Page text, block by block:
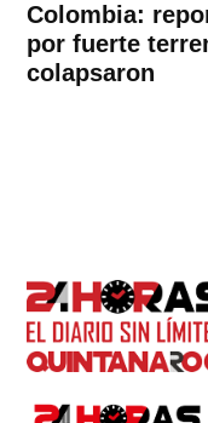
Colombia:
por fuerte
colapsaron